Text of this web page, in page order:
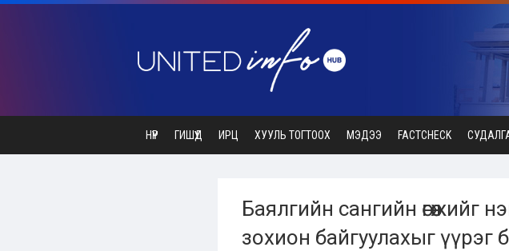
НҮҮР ГИШҮҮД ИРЦ ХУУЛЬ ТОГТООХ МЭДЭЭ FACTCHECK
Баялгийн сангийн
зохион байгуулахыг үүрэг